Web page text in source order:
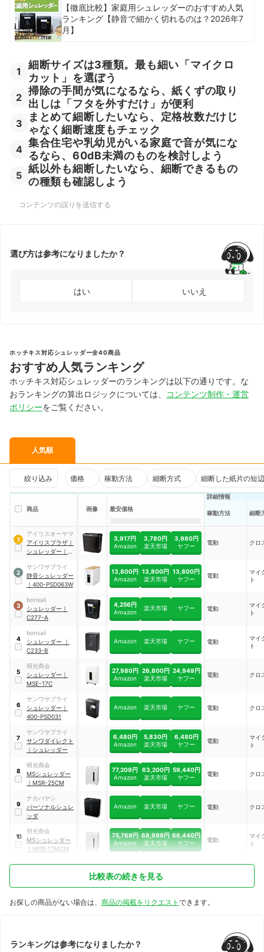
【徹底比較】家庭用シュレッダーのおすすめ人気
ランキング【静音で細かく切れるのは？2026年7
月】
1
細断サイズは3種類。最も細い「マイクロ
カット」を選ぼう
2
掃除の手間が気になるなら、紙くずの取り
出しは「フタを外すだけ」が便利
3
まとめて細断したいなら、定格枚数だけじ
ゃなく細断速度もチェック
4
集合住宅や乳幼児がいる家庭で音が気にな
るなら、60dB未満のものを検討しよう
5
紙以外も細断したいなら、細断できるもの
の種類も確認しよう
コンテンツの誤りを送信する
選び方は参考になりましたか？
はい いいえ
ホッチキス対応シュレッダー全40商品
おすすめ人気ランキング
ホッチキス対応シュレッダーのランキングは以下の通りです。な
おランキングの算出ロジックについては、
コンテンツ制作・運営
ポリシーをご覧ください。
人気順
絞り込み 価格 稼動方法 細断方式 細断した紙片の短辺
商品 画像 最安価格
詳細情報
稼動方法 細断
1
アイリスオーヤマ
アイリスプラザ ｜
シュレッダー ｜
3,917円
Amazon
3,780円
楽天市場
3,980円
ヤフー
電動 クロ
2
サンワサプライ
静音シュレッダー
｜ 400-PSD063W
13,800円
Amazon
13,800円
楽天市場
13,800円
ヤフー
電動
マイ
ト
3
bonsaii
シュレッダー ｜
C277-A
4,256円
Amazon
楽天市場 ヤフー 電動
マイ
ト
4
bonsaii
シュレッダー
｜
C233-B
Amazon 楽天市場 ヤフー 電動
マイ
ト
5
明光商会
シュレッダー ｜
MSE-17C
27,980円
Amazon
26,800円
楽天市場
24,949円
ヤフー
電動 クロ
6
サンワサプライ
シュレッダー ｜
400-PSD031
Amazon 楽天市場 ヤフー 電動 クロ
7
サンワサプライ
サンワダイレクト
｜ シュレッダー
6,480円
Amazon
5,830円
楽天市場
6,480円
ヤフー
電動
マイ
ト
8
明光商会
MSシュレッダー
｜ MSR-25CM
77,209円
Amazon
63,200円
楽天市場
59,440円
ヤフー
電動 クロ
9
ナカバヤシ
パーソナルシュレ
ッダ
Amazon 楽天市場 ヤフー 電動 クロ
10
明光商会
MSシュレッダー
MSR-17MCM
75,769円
Amazon
68,999円
楽天市場
66,440円
ヤフー
電動
マイ
ト
比較表の続きを見る
お探しの商品がない場合は、 商品の掲載をリクエスト できます。
ランキングは参考になりましたか？